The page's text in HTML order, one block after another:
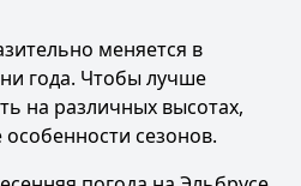
меняется в
года. Чтобы лучше
на различных высотах,
сезонов.